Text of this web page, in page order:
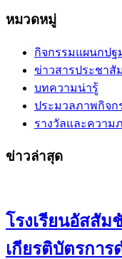
หมวดหมู่
กิจกรรมแผนกปฐ
ข่าวสารประชาสั
บทความน่ารู้
ประมวลภาพกิจก
รางวัลและความ
ข่าวล่าสุด
โรงเรียนอัสสั
เกียรติบัตรการ